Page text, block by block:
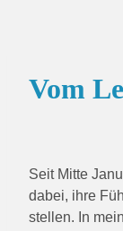
Vom
Seit Mitte
dabei, ihre
stellen. In